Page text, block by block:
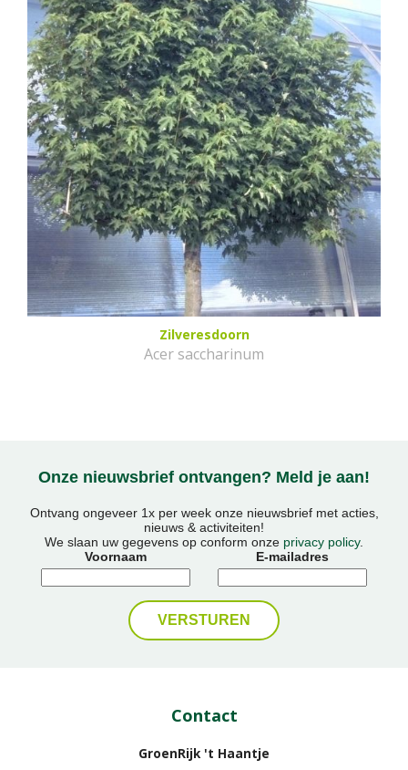
Zilveresdoorn
Acer saccharinum
Onze nieuwsbrief ontvangen? Meld je aan!
Ontvang ongeveer 1x per week onze nieuwsbrief met acties,
nieuws & activiteiten!
We slaan uw gegevens op conform onze privacy policy.
Voornaam
E-mailadres
Contact
GroenRijk 't Haantje